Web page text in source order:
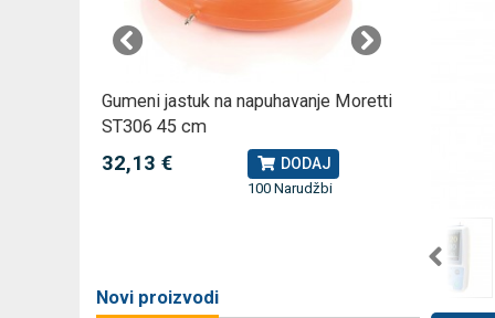
Gumeni jastuk na napuhavanje Moretti
ST306 45 cm
32,13 € DODAJ
100 Narudžbi
Novi proizvodi